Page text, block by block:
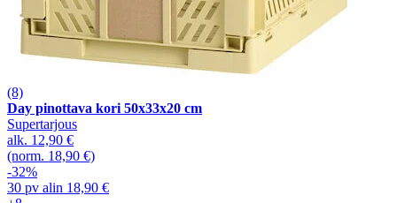
(8)
Day pinottava kori 50x33x20 cm
Supertarjous
alk. 12,90 €
(norm. 18,90 €)
-32%
30 pv alin 18,90 €